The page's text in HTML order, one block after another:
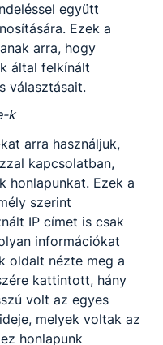
szabályait.
el házirendünket!
letöltéséhez!
együtt
Ezek a
arra, hogy
által felkínált
választásait.
k
arra használjuk,
kapcsolatban,
honlapunkat. Ezek a
szerint
IP címet is csak
információkat
oldalt nézte meg a
kattintott, hány
volt az egyes
melyek voltak az
honlapunk